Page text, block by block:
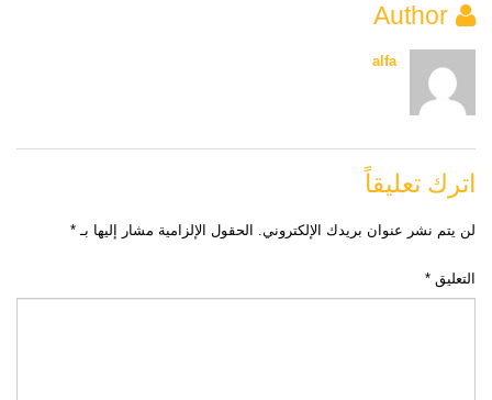
Author
alfa
اترك تعليقاً
لن يتم نشر عنوان بريدك الإلكتروني. الحقول الإلزامية مشار إليها بـ *
التعليق *